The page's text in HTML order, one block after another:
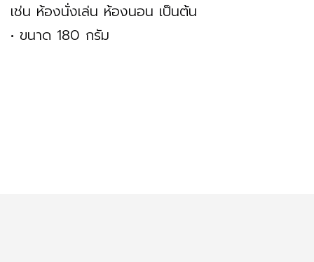
เช่น ห้องนั่งเล่น ห้องนอน เป็นต้น
• ขนาด 180 กรัม